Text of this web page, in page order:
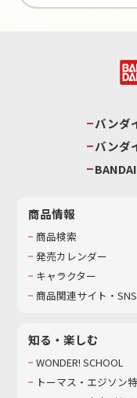
バンダ
バンダ
商品情報
商品検索
発売カレンダー
キャラクター
商品関連サイト・
知る・楽しむ
WONDER! SCHOOL
トーマス・エジソン